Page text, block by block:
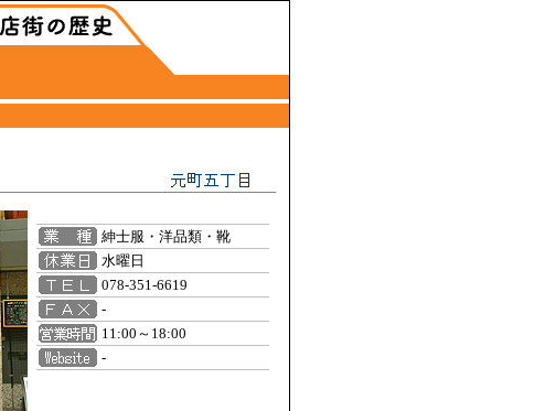
紳士服・洋品類・靴
水曜日
078-351-6619
-
11:00～18:00
-